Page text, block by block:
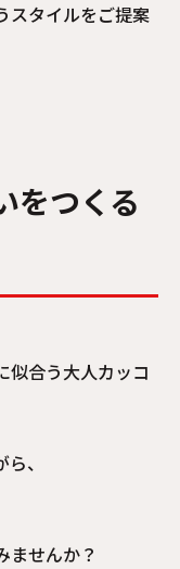
スタイルをご提案
をつくる
似合う大人カッコ
、
ませんか？